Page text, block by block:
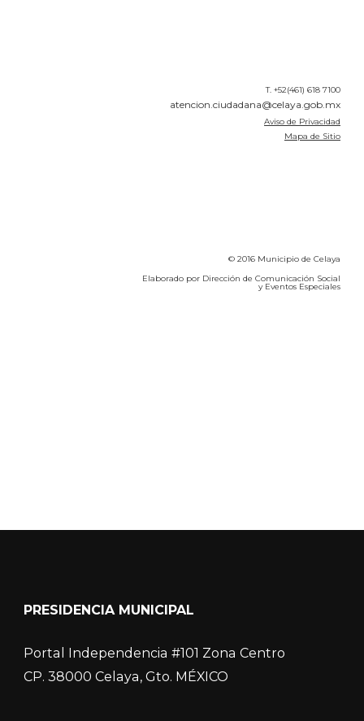
T. +52(461) 618 7100
atencion.ciudadana@celaya.gob.mx
Aviso de Privacidad
Mapa de Sitio
© 2016 Municipio de Celaya
Elaborado por Dirección de Comunicación Social
y Eventos Especiales
PRESIDENCIA MUNICIPAL
Portal Independencia #101 Zona Centro
CP. 38000 Celaya, Gto. MÉXICO